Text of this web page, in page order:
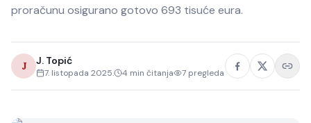
Sport
proračunu osigurano gotovo 693 tisuće eura.
J J. Topić
7. listopada 2025. 4 min čitanja 7 pregleda